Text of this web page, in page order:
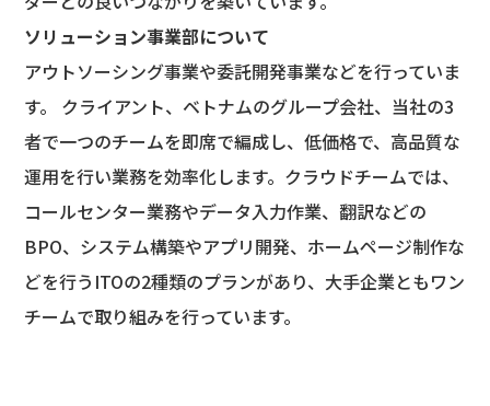
ソリューション事業部について
アウトソーシング事業や委託開発事業などを行っていま
す。 クライアント、ベトナムのグループ会社、当社の3
者で一つのチームを即席で編成し、低価格で、高品質な
運用を行い業務を効率化します。クラウドチームでは、
コールセンター業務やデータ入力作業、翻訳などの
BPO、システム構築やアプリ開発、ホームページ制作な
どを行うITOの2種類のプランがあり、大手企業ともワン
チームで取り組みを行っています。